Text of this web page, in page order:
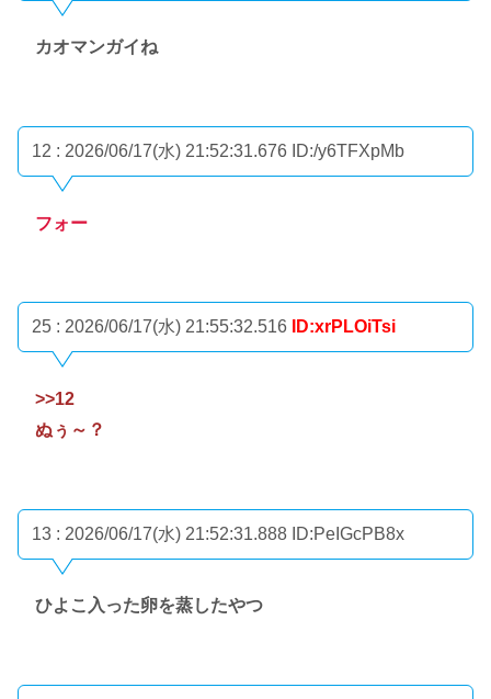
カオマンガイね
12 : 2026/06/17(水) 21:52:31.676 ID:/y6TFXpMb
フォー
25 : 2026/06/17(水) 21:55:32.516 ID:xrPLOiTsi
>>12
ぬぅ～？
13 : 2026/06/17(水) 21:52:31.888 ID:PeIGcPB8x
ひよこ入った卵を蒸したやつ